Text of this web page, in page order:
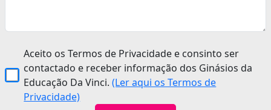
Aceito os Termos de Privacidade e consinto ser
contactado e receber informação dos Ginásios da
Educação Da Vinci.(Ler aqui os Termos de
Privacidade)